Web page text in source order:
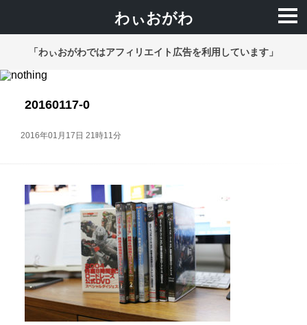
わぃおがわ
「わぃおがわではアフィリエイト広告を利用しています」
20160117-0
2016年01月17日 21時11分